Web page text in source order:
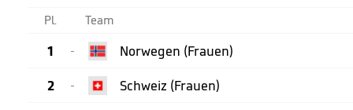
Pl. Team
1 
Norwegen (Frauen)
2

Schweiz (Frauen)